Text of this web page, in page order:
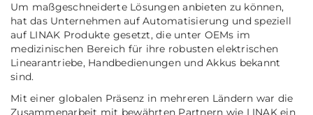
Um maßgeschneiderte Lösungen anbieten zu können,
hat das Unternehmen auf Automatisierung und speziell
auf LINAK Produkte gesetzt, die unter OEMs im
medizinischen Bereich für ihre robusten elektrischen
Linearantriebe, Handbedienungen und Akkus bekannt
sind.
Mit einer globalen Präsenz in mehreren Ländern war die